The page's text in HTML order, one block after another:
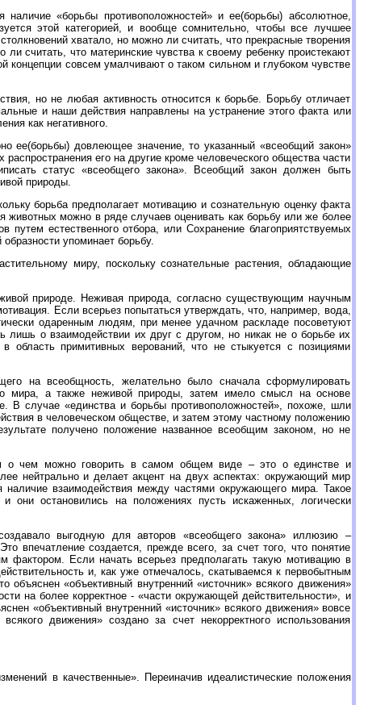
«борьбы противоположностей» и ее(борьбы) абсолютное,
этой категорией, и вообще сомнительно, чтобы все лучшее
хватало, но можно ли считать, что прекрасные творения
считать, что материнские чувства к своему ребенку проистекают
совсем умалчивают о таком сильном и глубоком чувстве
но не любая активность относится к борьбе. Борьбу отличает
и наши действия направлены на устранение этого факта или
как негативного.
ее(борьбы) довлеющее значение, то указанный «всеобщий закон»
его на другие кроме человеческого общества части
статус «всеобщего закона». Всеобщий закон должен быть
природы.
борьба предполагает мотивацию и сознательную оценку факта
животных можно в ряде случаев оценивать как борьбу или же более
естественного отбора, или Сохранение благоприятствуемых
упоминает борьбу.
миру, поскольку сознательные растения, обладающие
природе. Неживая природа, согласно существующим научным
Если всерьез попытаться утверждать, что, например, вода,
одаренным людям, при менее удачном раскладе посоветуют
лишь о взаимодействии их друг с другом, но никак не о борьбе их
примитивных верований, что не стыкуется с позициями
на всеобщность, желательно было сначала сформулировать
мира, а также неживой природы, затем имело смысл на основе
В случае «единства и борьбы противоположностей», похоже, шли
в человеческом обществе, и затем этому частному положению
получено положение названное всеобщим законом, но не
о чем можно говорить в самом общем виде – это о единстве и
нейтрально и делает акцент на двух аспектах: окружающий мир
наличие взаимодействия между частями окружающего мира. Такое
они остановились на положениях пусть искаженных, логически
выгодную для авторов «всеобщего закона» иллюзию –
впечатление создается, прежде всего, за счет того, что понятие
Если начать всерьез предполагать такую мотивацию в
и, как уже отмечалось, скатываемся к первобытным
«объективный внутренний «источник» всякого движения»
на более корректное - «части окружающей действительности», и
«объективный внутренний «источник» всякого движения» вовсе
движения» создано за счет некорректного использования
в качественные». Переиначив идеалистические положения